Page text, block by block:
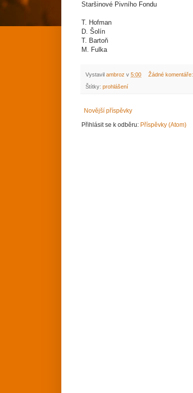
Staršinové Pivního Fondu
T. Hofman
D. Šolín
T. Bartoň
M. Fulka
Vystavil ambroz v 5:00 Žádné komentáře:
Štítky: prohlášení
Novější příspěvky
Přihlásit se k odběru: Příspěvky (Atom)